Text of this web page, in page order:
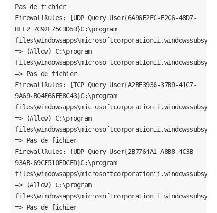
Pas de fichier
FirewallRules: [UDP Query User{6A96F2EC-E2C6-48D7-
BEE2-7C92E75C3D53}C:\program
=> (Allow) C:\program
=> Pas de fichier
FirewallRules: [TCP Query User{A2BE3936-37B9-41C7-
9A69-B04E66FB8C43}C:\program
=> (Allow) C:\program
=> Pas de fichier
FirewallRules: [UDP Query User{2B7764A1-A8B8-4C3B-
93AB-69CF510FDCED}C:\program
=> (Allow) C:\program
=> Pas de fichier